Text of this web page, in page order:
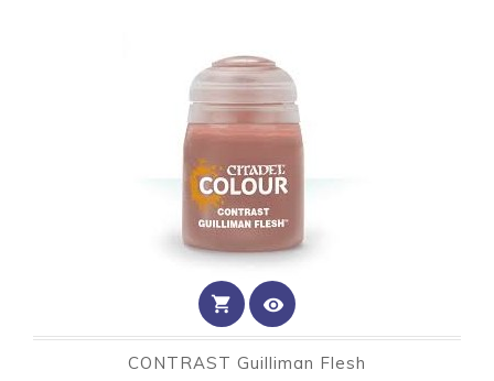
shopping_cart visibility
CONTRAST Guilliman Flesh